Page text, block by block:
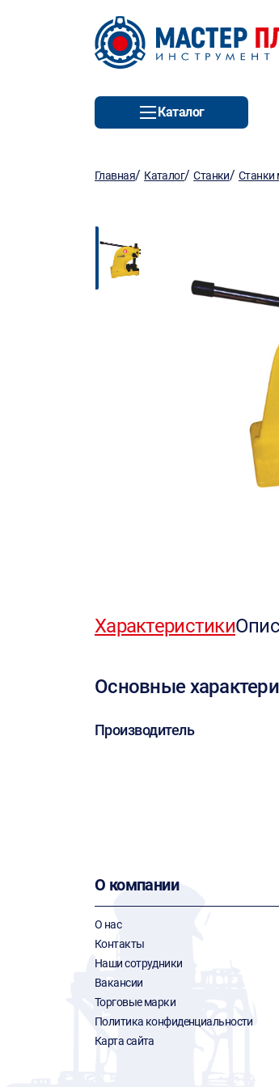
Каталог
Главная/ Каталог/Станки/ Станки
Характеристики
Основные
Производитель
О компании
О нас
Контакты
Наши сотрудники
Вакансии
Торговые марки
Политика конфиденциальности
Карта сайта